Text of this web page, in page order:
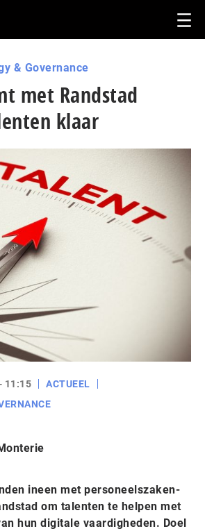
& Governance
met Randstad
klaar
11:15
ACTUEEL
ineen met personeelszaken-
om talenten te helpen met
hun digitale vaardigheden. Doel